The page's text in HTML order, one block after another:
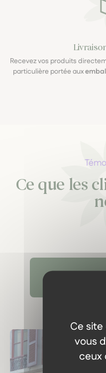
Ce
vous
ceux
Recevez vos produits
particulière portée aux
Ce que les